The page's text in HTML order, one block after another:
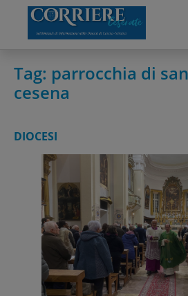
content
Tag: parrocchia di
cesena
DIOCESI